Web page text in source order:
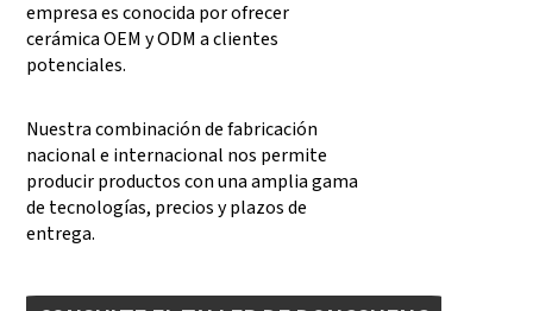
empresa es conocida por ofrecer
cerámica OEM y ODM a clientes
potenciales.
Nuestra combinación de fabricación
nacional e internacional nos permite
producir productos con una amplia gama
de tecnologías, precios y plazos de
entrega.